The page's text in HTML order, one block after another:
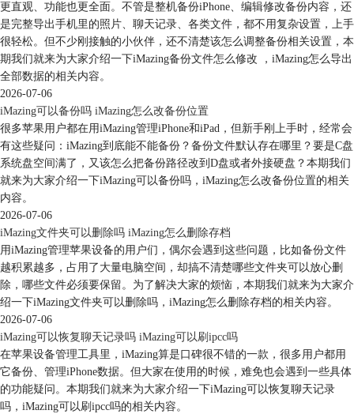
要的偏好设置来具体的了解一下。
1、通用设置：用户可以选择项目有：自动检查更新、登录时自动启动
iMazing Mini、不显示提示、不显示向导等。
图6、iMazing偏好设置—通用
2、设备设置：包括设备连接和WIFI以及移除此电脑上存储的所有配对记
录等。
更直观、功能也更全面。不管是整机备份iPhone、编辑修改备份内容，还
是完整导出手机里的照片、聊天记录、各类文件，都不用复杂设置，上手
很轻松。但不少刚接触的小伙伴，还不清楚该怎么调整备份相关设置，本
期我们就来为大家介绍一下iMazing备份文件怎么修改 ，iMazing怎么导出
全部数据的相关内容。
2026-07-06
iMazing可以备份吗 iMazing怎么改备份位置
很多苹果用户都在用iMazing管理iPhone和iPad，但新手刚上手时，经常会
有这些疑问：iMazing到底能不能备份？备份文件默认存在哪里？要是C盘
系统盘空间满了，又该怎么把备份路径改到D盘或者外接硬盘？本期我们
就来为大家介绍一下iMazing可以备份吗，iMazing怎么改备份位置的相关
内容。
2026-07-06
iMazing文件夹可以删除吗 iMazing怎么删除存档
用iMazing管理苹果设备的用户们，偶尔会遇到这些问题，比如备份文件
越积累越多，占用了大量电脑空间，却搞不清楚哪些文件夹可以放心删
除，哪些文件必须要保留。为了解决大家的烦恼，本期我们就来为大家介
绍一下iMazing文件夹可以删除吗，iMazing怎么删除存档的相关内容。
2026-07-06
iMazing可以恢复聊天记录吗 iMazing可以刷ipcc吗
在苹果设备管理工具里，iMazing算是口碑很不错的一款，很多用户都用
它备份、管理iPhone数据。但大家在使用的时候，难免也会遇到一些具体
的功能疑问。本期我们就来为大家介绍一下iMazing可以恢复聊天记录
吗，iMazing可以刷ipcc吗的相关内容。